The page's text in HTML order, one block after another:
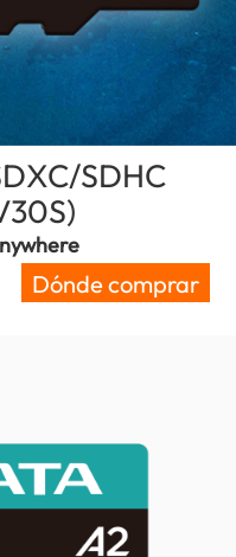
SDHC
Dónde comprar